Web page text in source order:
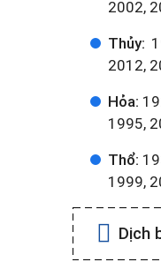
2002,
Thủy:
2012,
Hỏa:
1995,
Thổ:
1999,
Dịch